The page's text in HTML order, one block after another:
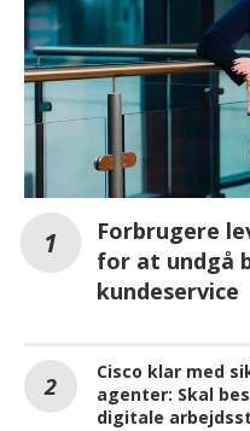
Forbrugere
for at undgå
kundeservice
Cisco klar med
agenter: Skal
digitale